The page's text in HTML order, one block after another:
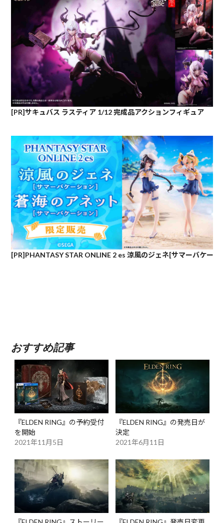
[PR]サキュバス ラスティア 1/12 完成品アクションフィギュア
[PR]PHANTASY STAR ONLINE 2 es 涼風のジェネ[サマーバケー
おすすめ記事
『ELDEN RING』の予約受付
を開始
2021年11月5日
『ELDEN RING』の発売日が
決定
2021年6月11日